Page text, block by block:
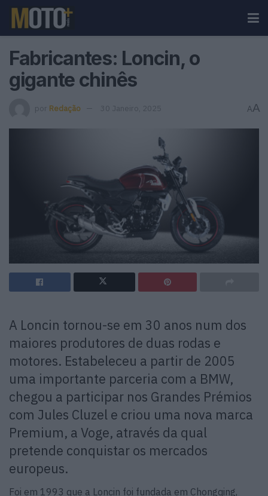
Fabricantes: Loncin, o
gigante chinês
por Redação 30 Janeiro, 2025 AA
A Loncin tornou-se em 30 anos num dos
maiores produtores de duas rodas e
motores. Estabeleceu a partir de 2005
uma importante parceria com a BMW,
chegou a participar nos Grandes Prémios
com Jules Cluzel e criou uma nova marca
Premium, a Voge, através da qual
pretende conquistar os mercados
europeus.
Foi em 1993 que a Loncin foi fundada em Chongqing,